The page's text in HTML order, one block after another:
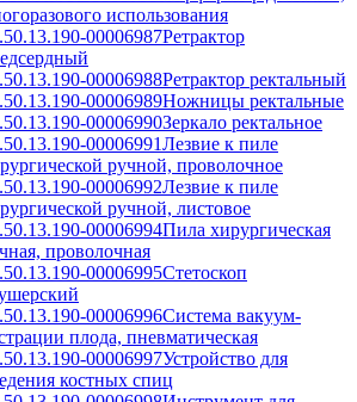
использования
00006987Ретрактор
00006988Ретрактор ректальный
00006989Ножницы ректальные
00006990Зеркало ректальное
00006991Лезвие к пиле
ручной, проволочное
00006992Лезвие к пиле
ручной, листовое
00006994Пила хирургическая
проволочная
00006995Стетоскоп
00006996Система вакуум-
плода, пневматическая
00006997Устройство для
костных спиц